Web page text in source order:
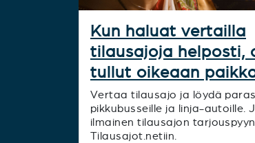
Kun haluat vertailla
tilausajoja helposti,
tullut oikeaan
Vertaa tilausajo ja löydä
pikkubusseille ja linja-autoille.
ilmainen tilausajon
Tilausajot.netiin.